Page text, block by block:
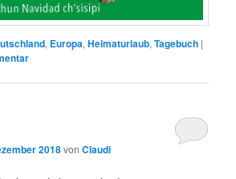
, Europa,Heimaturlaub,Tagebuch |
2018vonClaudi